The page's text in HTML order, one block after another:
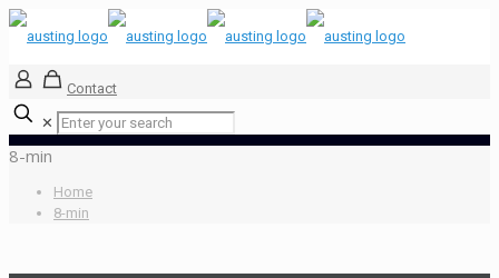
Contact
✕
8-min
Home
8-min